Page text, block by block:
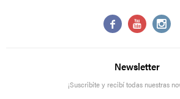
  
Newsletter
¡Suscribite y recibí todas nuestras